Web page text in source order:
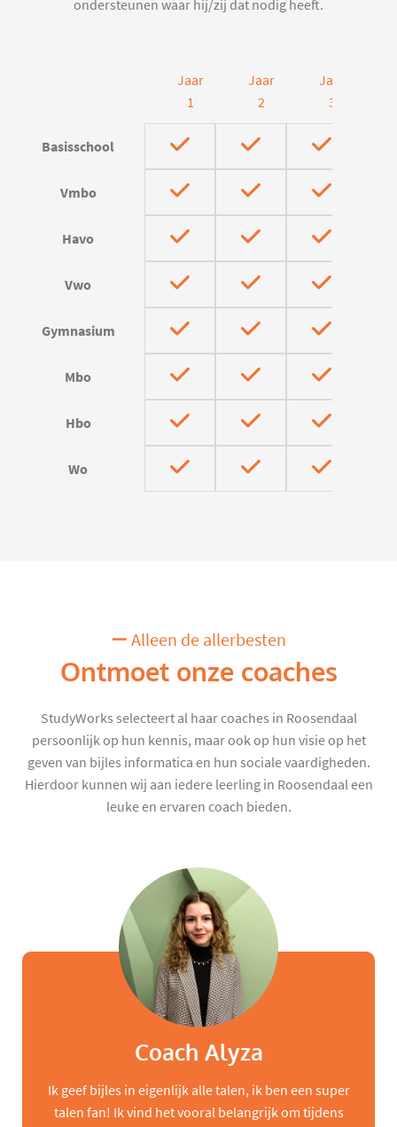
ondersteunen waar hij/zij dat nodig heeft.
Jaar
1
Jaar
2
Jaar
3
Basisschool
Vmbo
Havo
Vwo
Gymnasium
Mbo
Hbo
Wo
Alleen de allerbesten
Ontmoet onze coaches
StudyWorks selecteert al haar coaches in Roosendaal
persoonlijk op hun kennis, maar ook op hun visie op het
geven van bijles informatica en hun sociale vaardigheden.
Hierdoor kunnen wij aan iedere leerling in Roosendaal een
leuke en ervaren coach bieden.
Coach Alyza
Ik geef bijles in eigenlijk alle talen, ik ben een super
talen fan! Ik vind het vooral belangrijk om tijdens